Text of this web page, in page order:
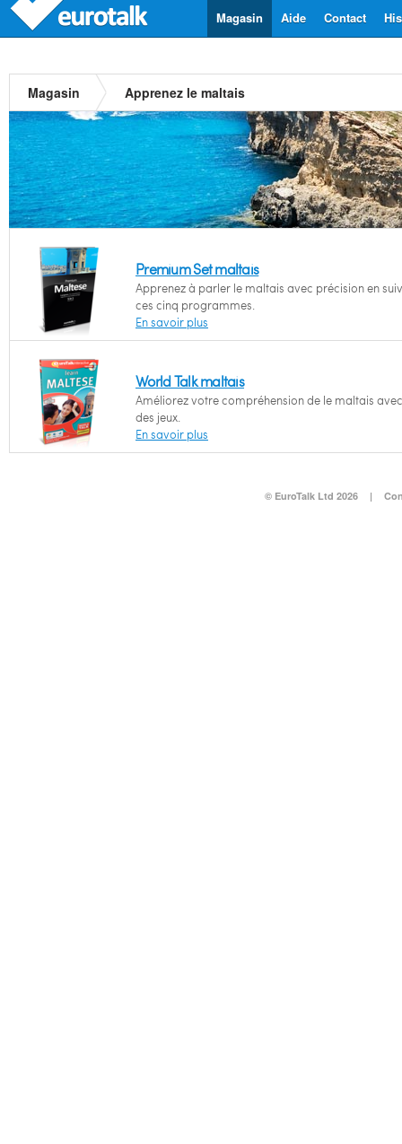
Contact
Aide
Magasin
Magasin Apprenez le maltais
Premium Set maltais
Apprenez à parler le maltais avec précision en
ces cinq programmes.
En savoir plus
World Talk maltais
Améliorez votre compréhension de le maltais avec
des jeux.
En savoir plus
© EuroTalk Ltd 2026 |